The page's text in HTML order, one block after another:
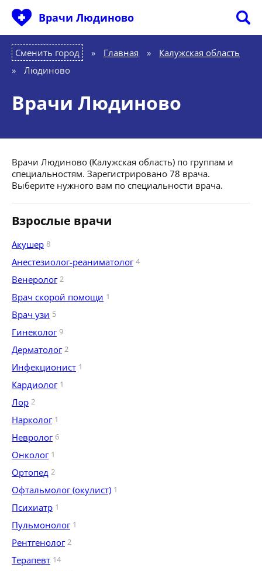
Врачи Людиново
Сменить город Главная »
Калужская область
»
Людиново
Врачи Людиново
Врачи Людиново (Калужская область) по группам и
специальностям. Зарегистрировано 78 врача.
Выберите нужного вам по специальности врача.
Взрослые врачи
Акушер 8
Анестезиолог-реаниматолог 4
Венеролог 2
Врач скорой помощи 1
Врач узи 5
Гинеколог 9
Дерматолог 2
Инфекционист 1
Кардиолог 1
Лор 2
Нарколог 1
Невролог 6
Онколог 1
Ортопед 2
Офтальмолог (окулист) 1
Психиатр 1
Пульмонолог 1
Рентгенолог 2
Терапевт 14